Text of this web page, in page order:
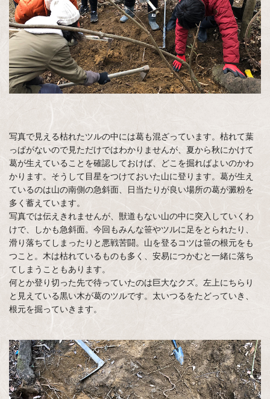
写真で見える枯れたツルの中には葛も混ざっています。枯れて葉
っぱがないので見ただけではわかりませんが、夏から秋にかけて
葛が生えていることを確認しておけば、どこを掘ればよいのかわ
かります。そうして目星をつけておいた山に登ります。葛が生え
ているのは山の南側の急斜面、日当たりが良い場所の葛が澱粉を
多く蓄えています。
写真では伝えきれませんが、獣道もない山の中に突入していくわ
けで、しかも急斜面。今回もみんな笹やツルに足をとられたり、
滑り落ちてしまったりと悪戦苦闘。山を登るコツは笹の根元をも
つこと。木は枯れているものも多く、安易につかむと一緒に落ち
てしまうこともあります。
何とか登り切った先で待っていたのは巨大なクズ。左上にちらり
と見えている黒い木が葛のツルです。太いつるをたどっていき、
根元を掘っていきます。